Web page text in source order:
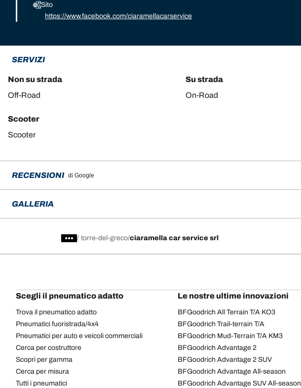
Sito
https://www.facebook.com/ciaramellacarservice
SERVIZI
Non su strada
Off-Road
Su strada
On-Road
Scooter
Scooter
RECENSIONI di Google
GALLERIA
/ torre-del-greco ciaramella car service srl
Scegli il pneumatico adatto
Trova il pneumatico adatto
Pneumatici fuoristrada/4x4
Pneumatici per auto e veicoli commerciali
Cerca per costruttore
Scopri per gamma
Cerca per misura
Tutti i pneumatici
Le nostre ultime innovazioni
BFGoodrich All Terrain T/A KO3
BFGoodrich Trail-terrain T/A
BFGoodrich Mud-Terrain T/A KM3
BFGoodrich Advantage 2
BFGoodrich Advantage 2 SUV
BFGoodrich Advantage All-season
BFGoodrich Advantage SUV All-season